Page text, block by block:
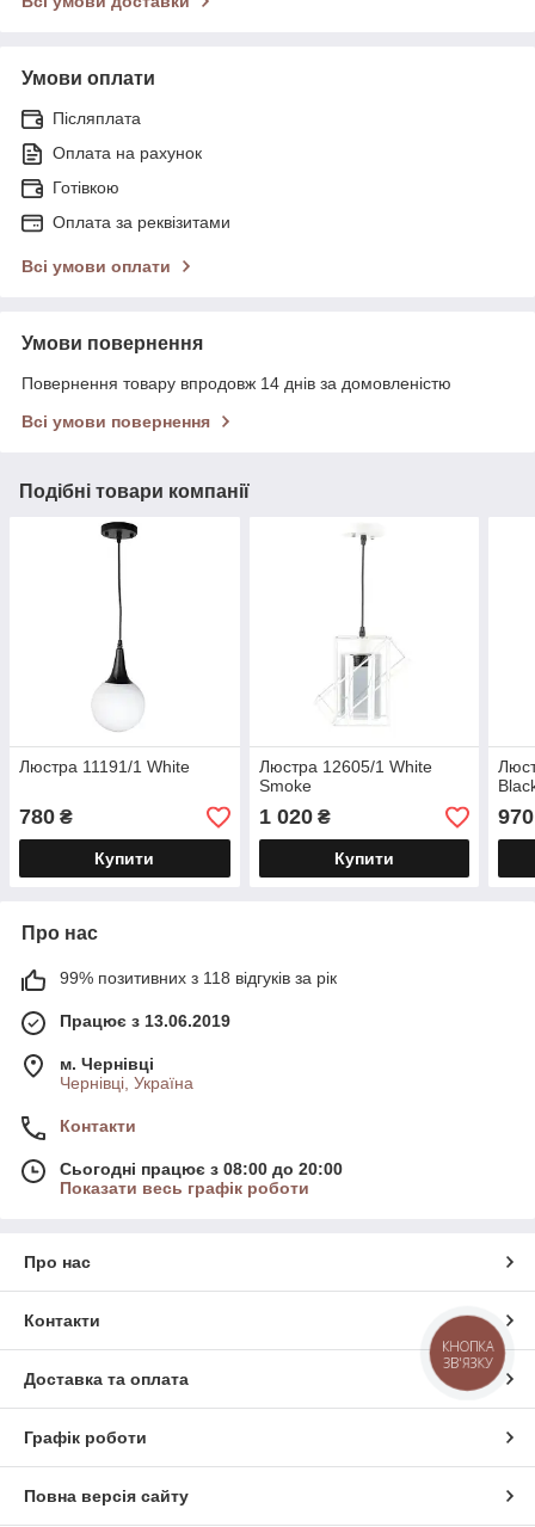
Умови оплати
Післяплата
Оплата на рахунок
Готівкою
Оплата за реквізитами
Всі умови оплати
Умови повернення
Повернення товару впродовж 14 днів за домовленістю
Всі умови повернення
Подібні товари компанії
Люстра 11191/1 White
780 ₴
Купити
Люстра 12605/1 White
Smoke
1 020₴
Купити
970
Про нас
99% позитивних з 118 відгуків за рік
Працює з 13.06.2019
м. Чернівці
Чернівці, Україна
Контакти
Сьогодні працює з 08:00 до 20:00
Показати весь графік роботи
Про нас
Контакти
Доставка та оплата
Графік роботи
Повна версія сайту
КНОПКА
ЗВ'ЯЗКУ